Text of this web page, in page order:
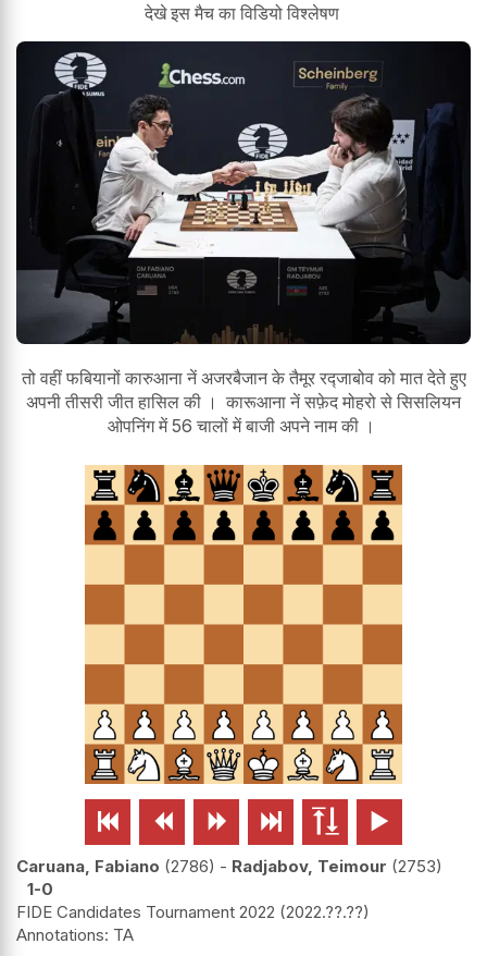
देखे इस मैच का विडियो विश्लेषण
तो वहीं फबियानों कारुआना नें अजरबैजान के तैमूर रद्जाबोव को मात देते हुए
अपनी तीसरी जीत हासिल की । कारूआना नें सफ़ेद मोहरो से सिसलियन
ओपनिंग में 56 चालों में बाजी अपने नाम की ।
     
Caruana, Fabiano 2786 - Radjabov, Teimour 2753
1-0
FIDE Candidates Tournament 2022 2022.??.??
TA